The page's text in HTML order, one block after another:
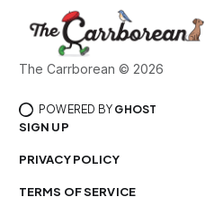
The Carrborean © 2026
POWERED BY GHOST
SIGN UP
PRIVACY POLICY
TERMS OF SERVICE